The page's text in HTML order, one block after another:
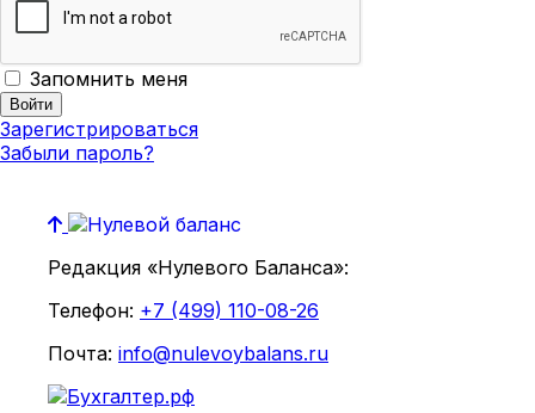
Запомнить меня
Зарегистрироваться
Забыли пароль?
Редакция «Нулевого Баланса»:
Телефон: +7 (499) 110-08-26
Почта: info@nulevoybalans.ru